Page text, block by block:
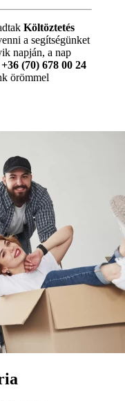
Költöztetés
a segítségünket
napján, a nap
+36 (70) 678 00 24
örömmel